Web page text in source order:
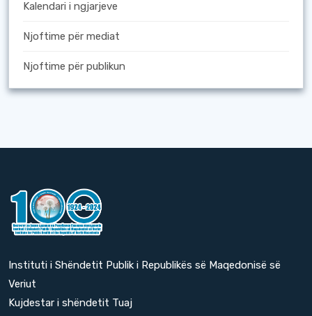
Kalendari i ngjarjeve
Njoftime për mediat
Njoftime për publikun
Instituti i Shëndetit Publik i Republikës së Maqedonisë së
Veriut
Kujdestar i shëndetit Tuaj